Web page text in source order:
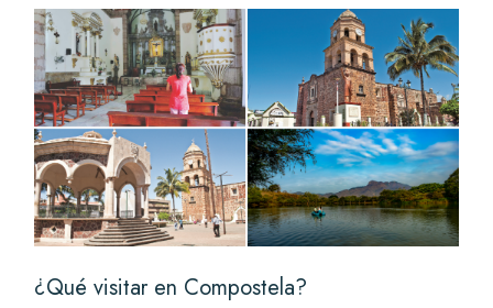
¿Qué visitar en Compostela?